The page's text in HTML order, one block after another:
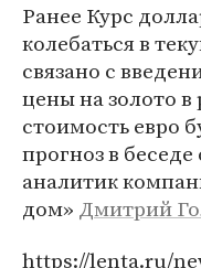
Ранее Курс
колебаться в
связано с
цены на золото
стоимость евро
прогноз в
аналитик
дом» Дмитрий
https://lenta.ru/